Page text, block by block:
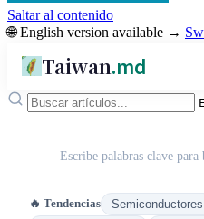
Saltar al contenido
🌐 English version available →
Taiwan.md
Escribe palabras clave
🔥 Tendencias Semiconductores